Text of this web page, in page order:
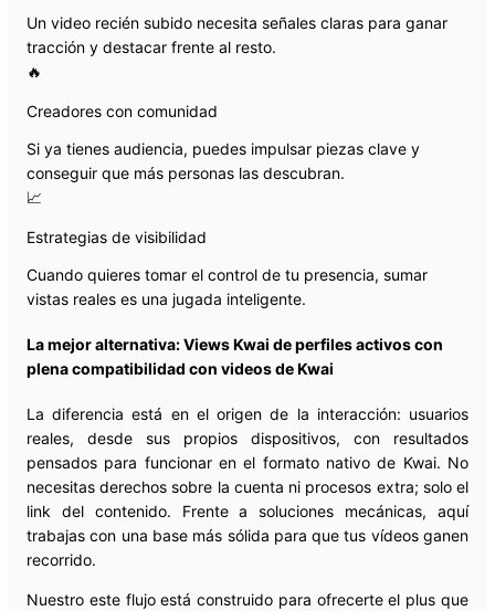
Un video recién subido necesita señales claras para ganar
tracción y destacar frente al resto.
🔥
Creadores con comunidad
Si ya tienes audiencia, puedes impulsar piezas clave y
conseguir que más personas las descubran.
📈
Estrategias de visibilidad
Cuando quieres tomar el control de tu presencia, sumar
vistas reales es una jugada inteligente.
La mejor alternativa: Views Kwai de perfiles activos con
plena compatibilidad con videos de Kwai
La diferencia está en el origen de la interacción: usuarios
reales, desde sus propios dispositivos, con resultados
pensados para funcionar en el formato nativo de Kwai. No
necesitas derechos sobre la cuenta ni procesos extra; solo el
link del contenido. Frente a soluciones mecánicas, aquí
trabajas con una base más sólida para que tus vídeos ganen
recorrido.
Nuestro este flujo está construido para ofrecerte el plus que